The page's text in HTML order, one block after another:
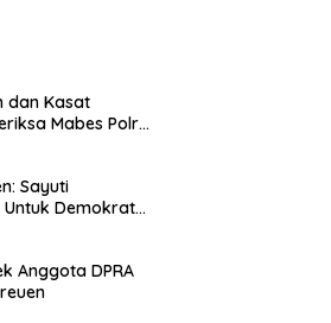
dan Kasat
Mabes Polri,
Sayuti
Untuk Demokrat
Anggota DPRA